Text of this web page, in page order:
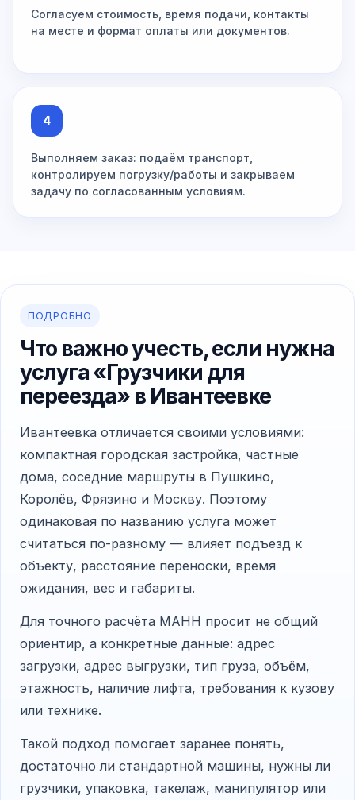
Согласуем стоимость, время подачи, контакты
на месте и формат оплаты или документов.
4
Выполняем заказ: подаём транспорт,
контролируем погрузку/работы и закрываем
задачу по согласованным условиям.
ПОДРОБНО
Что важно учесть, если нужна
услуга «Грузчики для
переезда» в Ивантеевке
Ивантеевка отличается своими условиями:
компактная городская застройка, частные
дома, соседние маршруты в Пушкино,
Королёв, Фрязино и Москву. Поэтому
одинаковая по названию услуга может
считаться по-разному — влияет подъезд к
объекту, расстояние переноски, время
ожидания, вес и габариты.
Для точного расчёта МАНН просит не общий
ориентир, а конкретные данные: адрес
загрузки, адрес выгрузки, тип груза, объём,
этажность, наличие лифта, требования к кузову
или технике.
Такой подход помогает заранее понять,
достаточно ли стандартной машины, нужны ли
грузчики, упаковка, такелаж, манипулятор или